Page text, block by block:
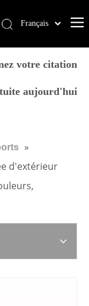
Français
简体中文
Pусский
Deutsch
Italiano
votre citation
aujourd'hui
»
d'extérieur